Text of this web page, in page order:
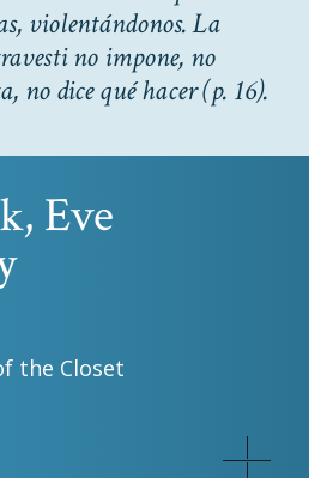
violentándonos. La
no impone, no
no dice qué hacer(p. 16).
Eve
the Closet